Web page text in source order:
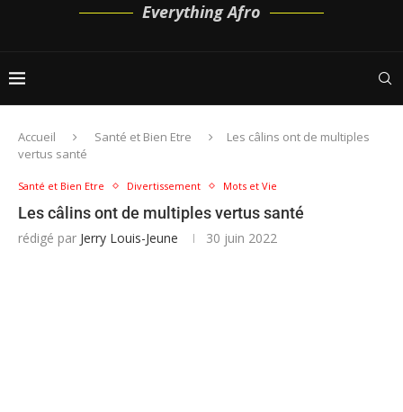
Everything Afro
Accueil Santé et Bien Etre
Les câlins ont de multiples
vertus santé
Santé et Bien Etre Divertissement Mots et Vie
Les câlins ont de multiples vertus santé
rédigé par Jerry Louis-Jeune 30 juin 2022